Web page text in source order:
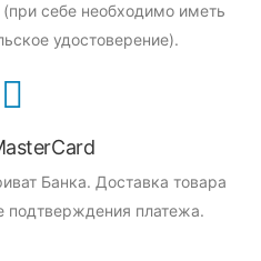
себе необходимо иметь
удостоверение).
Банка. Доставка товара
подтверждения платежа.